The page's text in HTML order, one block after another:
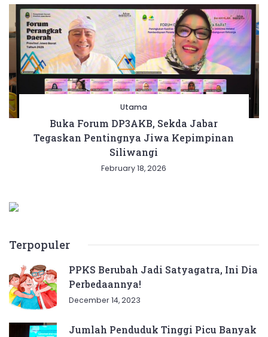
Utama
Buka Forum DP3AKB, Sekda Jabar
Tegaskan Pentingnya Jiwa Kepimpinan
Siliwangi
February 18, 2026
Terpopuler
PPKS Berubah Jadi Satyagatra, Ini Dia
Perbedaannya!
December 14, 2023
Jumlah Penduduk Tinggi Picu Banyak